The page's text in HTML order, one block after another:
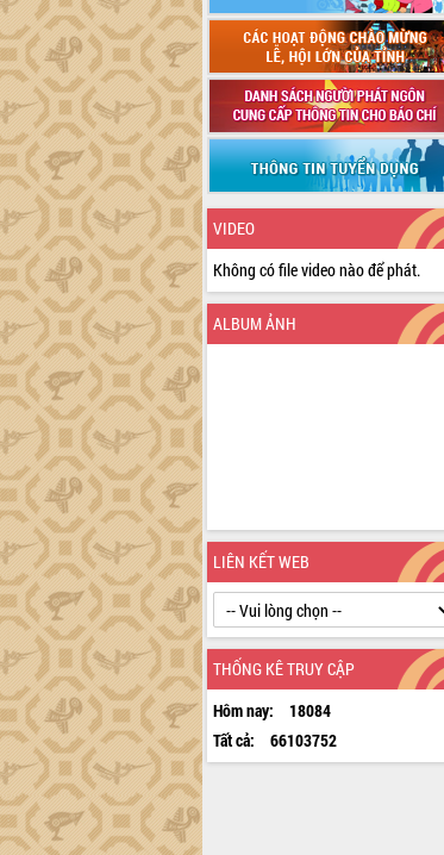
VIDEO
Không có file video nào để phát.
ALBUM ẢNH
LIÊN KẾT WEB
THỐNG KÊ TRUY CẬP
Hôm nay:
18084
Tất cả:
66103752